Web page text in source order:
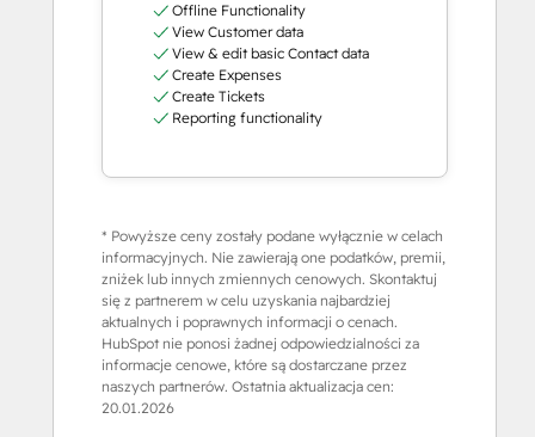
Offline Functionality
View Customer data
View & edit basic Contact data
Create Expenses
Create Tickets
Reporting functionality
* Powyższe ceny zostały podane wyłącznie w celach
informacyjnych. Nie zawierają one podatków, premii,
zniżek lub innych zmiennych cenowych. Skontaktuj
się z partnerem w celu uzyskania najbardziej
aktualnych i poprawnych informacji o cenach.
HubSpot nie ponosi żadnej odpowiedzialności za
informacje cenowe, które są dostarczane przez
naszych partnerów. Ostatnia aktualizacja cen:
20.01.2026